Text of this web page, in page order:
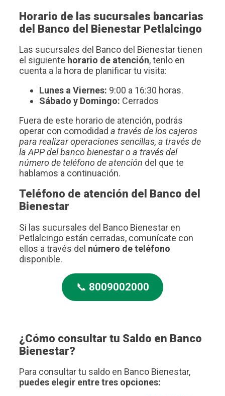
Horario de las sucursales bancarias
del Banco del Bienestar Petlalcingo
Las sucursales del Banco del Bienestar tienen
el siguiente horario de atención, tenlo en
cuenta a la hora de planificar tu visita:
Lunes a Viernes: 9:00 a 16:30 horas.
Sábado y Domingo: Cerrados
Fuera de este horario de atención, podrás
operar con comodidad a través de los cajeros
para realizar operaciones sencillas, a través de
la APP del banco bienestar o a través del
número de teléfono de atención del que te
hablamos a continuación.
Teléfono de atención del Banco del
Bienestar
Si las sucursales del Banco Bienestar en
Petlalcingo están cerradas, comunícate con
ellos a través del número de teléfono
disponible.
📞 8009002000
¿Cómo consultar tu Saldo en Banco
Bienestar?
Para consultar tu saldo en Banco Bienestar,
puedes elegir entre tres opciones: